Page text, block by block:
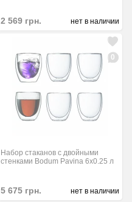
2 569 грн. нет в наличии
0
Набор стаканов с двойными
стенками Bodum Pavina 6x0.25 л
5 675 грн. нет в наличии